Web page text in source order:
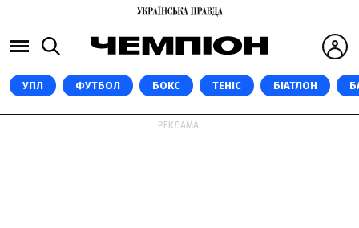
УПЛ ФУТБОЛ БОКС ТЕНІС БІАТЛОН
РЕКЛАМА: